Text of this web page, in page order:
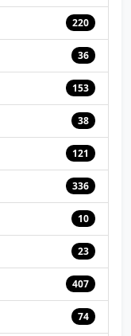
220
36
153
38
121
336
10
23
407
74